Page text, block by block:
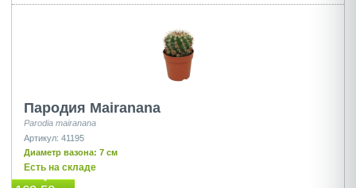
Пародия Mairanana
Parodia mairanana
Артикул: 41195
Диаметр вазона: 7 см
Есть на складе